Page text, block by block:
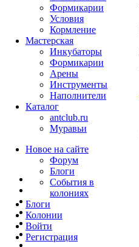
Формикарии
Условия
Кормление
Мастерская
Инкубаторы
Формикарии
Арены
Инструменты
Наполнители
Каталог
antclub.ru
Муравьи
Новое на сайте
Форум
Блоги
События в
колониях
Блоги
Колонии
Войти
Peгиcтpaция